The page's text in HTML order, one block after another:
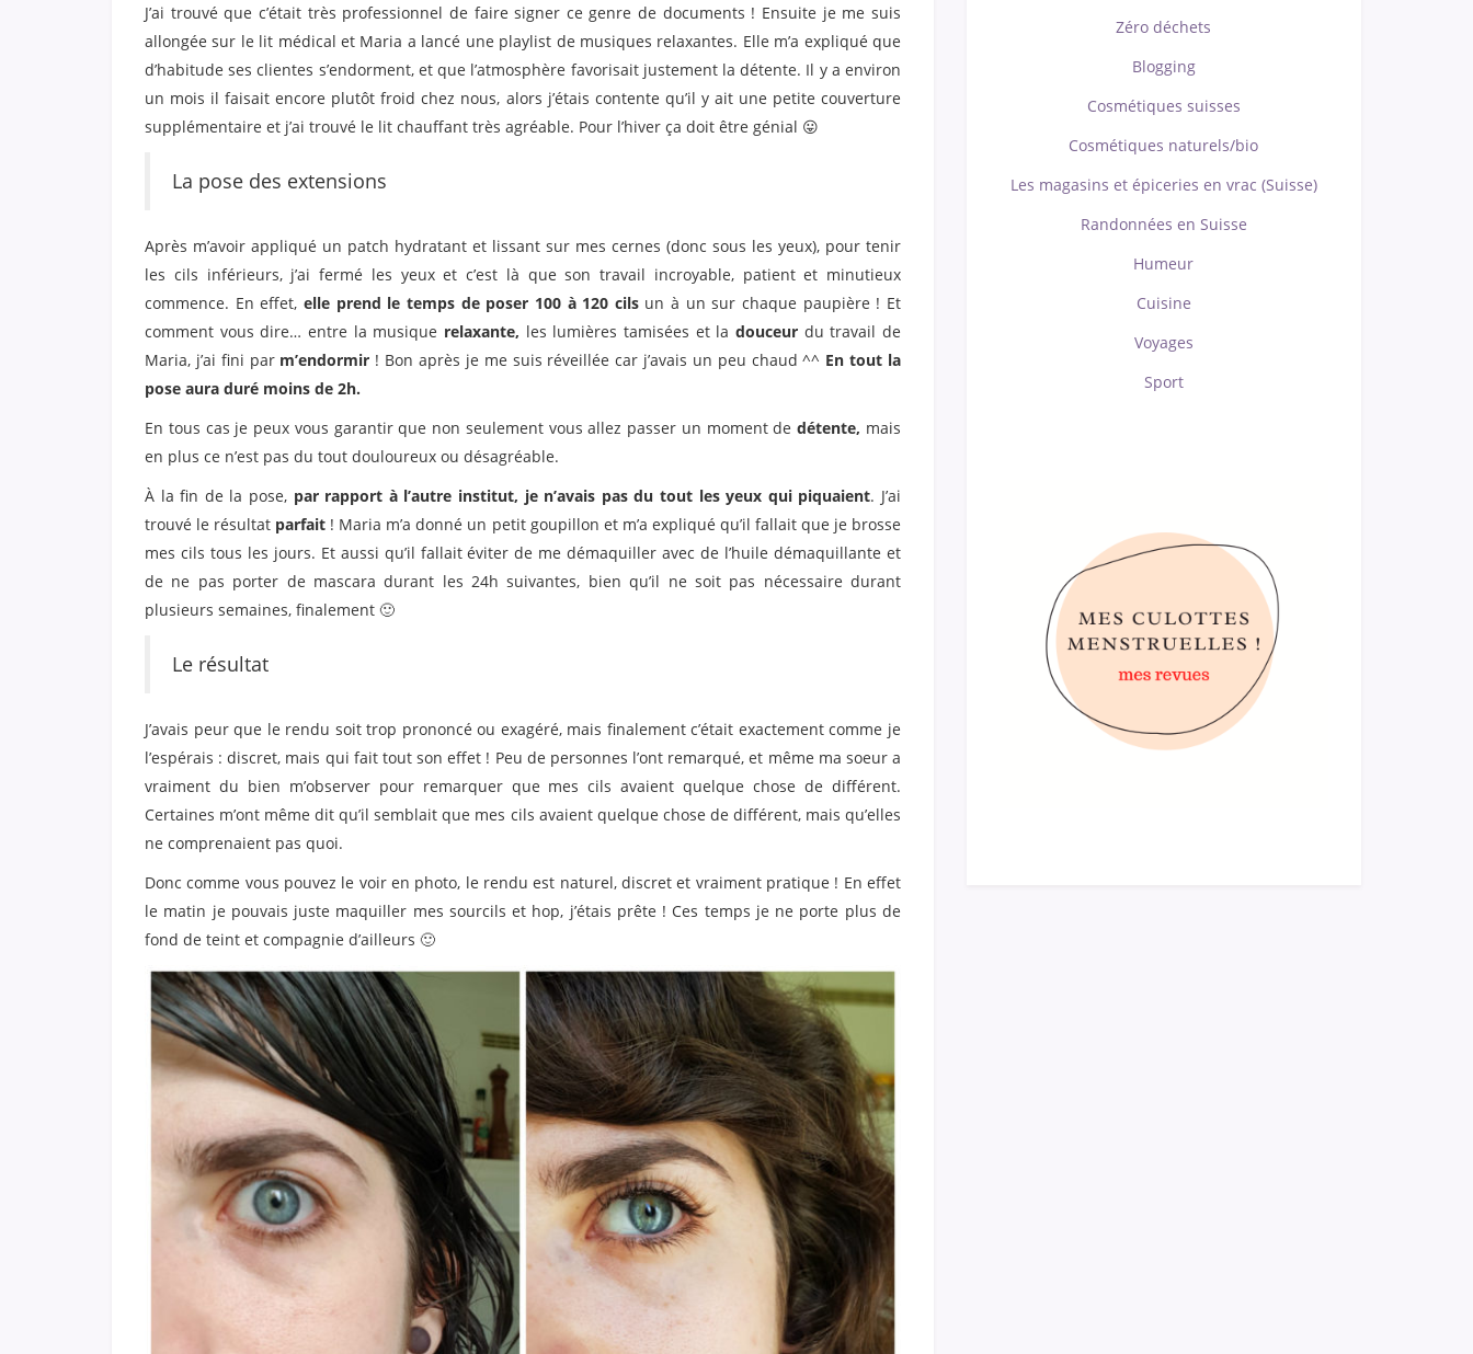
J’ai trouvé que c’était très professionnel de faire signer ce genre de documents ! Ensuite je me suis
allongée sur le lit médical et Maria a lancé une playlist de musiques relaxantes. Elle m’a expliqué que
d’habitude ses clientes s’endorment, et que l’atmosphère favorisait justement la détente. Il y a environ
un mois il faisait encore plutôt froid chez nous, alors j’étais contente qu’il y ait une petite couverture
supplémentaire et j’ai trouvé le lit chauffant très agréable. Pour l’hiver ça doit être génial 😛
La pose des extensions
Après m’avoir appliqué un patch hydratant et lissant sur mes cernes (donc sous les yeux), pour tenir
les cils inférieurs, j’ai fermé les yeux et c’est là que son travail incroyable, patient et minutieux
commence. En effet, elle prend le temps de poser 100 à 120 cilsun à un sur chaque paupière ! Et
comment vous dire… entre la musique relaxante, les lumières tamisées et la douceur du travail de
Maria, j’ai fini par m’endormir ! Bon après je me suis réveillée car j’avais un peu chaud ^^ En tout la
pose aura duré moins de 2h.
En tous cas je peux vous garantir que non seulement vous allez passer un moment dedétente, mais
en plus ce n’est pas du tout douloureux ou désagréable.
À la fin de la pose, par rapport à l’autre institut, je n’avais pas du tout les yeux qui piquaient. J’ai
trouvé le résultat parfait ! Maria m’a donné un petit goupillon et m’a expliqué qu’il fallait que je brosse
mes cils tous les jours. Et aussi qu’il fallait éviter de me démaquiller avec de l’huile démaquillante et
de ne pas porter de mascara durant les 24h suivantes, bien qu’il ne soit pas nécessaire durant
plusieurs semaines, finalement 🙂
Le résultat
J’avais peur que le rendu soit trop prononcé ou exagéré, mais finalement c’était exactement comme je
l’espérais : discret, mais qui fait tout son effet ! Peu de personnes l’ont remarqué, et même ma soeur a
vraiment du bien m’observer pour remarquer que mes cils avaient quelque chose de différent.
Certaines m’ont même dit qu’il semblait que mes cils avaient quelque chose de différent, mais qu’elles
ne comprenaient pas quoi.
Donc comme vous pouvez le voir en photo, le rendu est naturel, discret et vraiment pratique ! En effet
le matin je pouvais juste maquiller mes sourcils et hop, j’étais prête ! Ces temps je ne porte plus de
fond de teint et compagnie d’ailleurs 🙂
Zéro déchets
Blogging
Cosmétiques suisses
Cosmétiques naturels/bio
Les magasins et épiceries en vrac (Suisse)
Randonnées en Suisse
Humeur
Cuisine
Voyages
Sport